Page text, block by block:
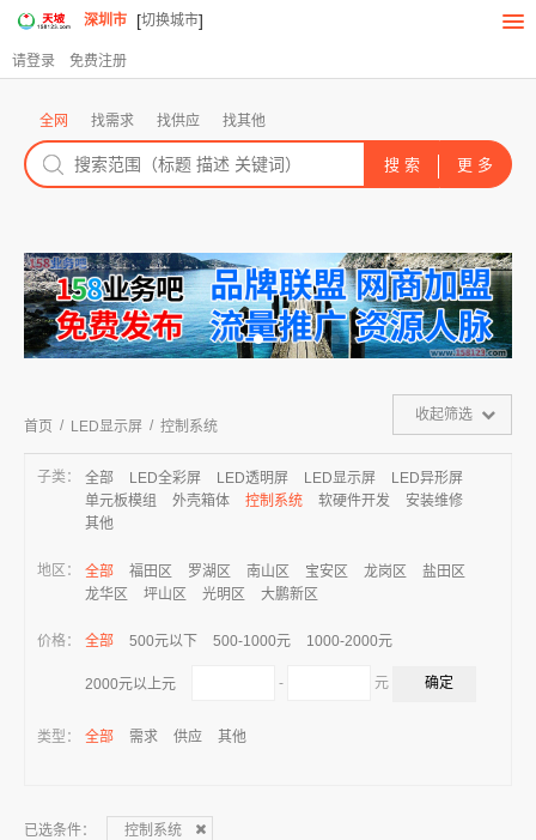
深圳市 [切换城市]
请登录 免费注册
全网 找需求 找供应 找其他
首页 / LED显示屏 / 控制系统
收起筛选
子类： 全部 LED全彩屏 LED透明屏 LED显示屏
LED异形屏
单元板模组
外壳箱体 控制系统 软硬件开发
安装维修
其他
地区： 全部 福田区 罗湖区 南山区 宝安区 龙岗区
盐田区
龙华区
坪山区 光明区 大鹏新区
价格： 全部 500元以下 500-1000元 1000-2000元
2000元以上元 - 元
类型： 全部 需求 供应 其他
已选条件： 控制系统